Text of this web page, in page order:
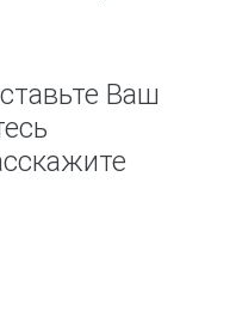
Ваш